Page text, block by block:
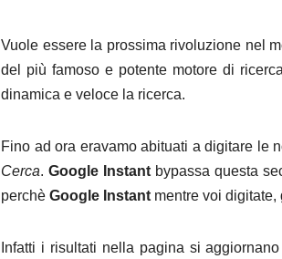
Vuole essere la prossima rivoluzione nel
del più famoso e potente motore di
dinamica e veloce la ricerca.
Fino ad ora eravamo abituati a digitare le
Cerca. Google Instantbypassa questa
perchè Google Instant mentre voi digitate,
Infatti i risultati nella pagina si